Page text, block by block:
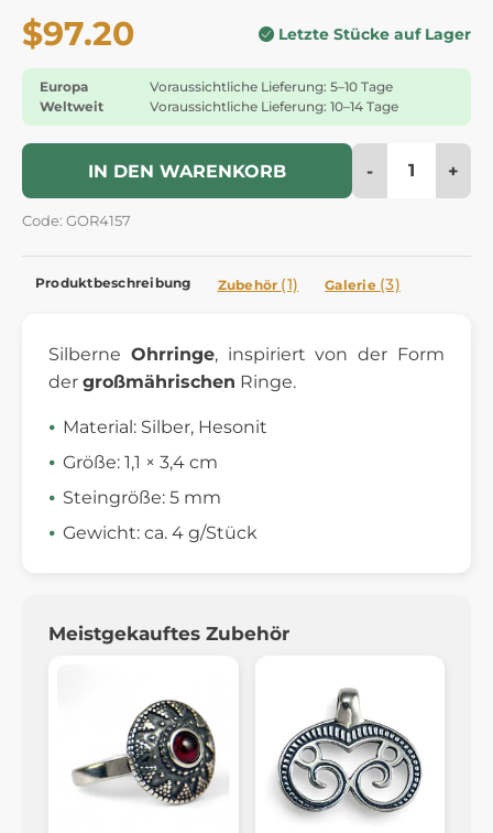
$97.20 Letzte Stücke auf Lager
Europa
Voraussichtliche Lieferung: 5–10 Tage
Weltweit
Voraussichtliche Lieferung: 10–14 Tage
IN DEN WARENKORB - +
Code: GOR4157
Produktbeschreibung Zubehör (1) Galerie (3)
Silberne Ohrringe, inspiriert von der Form
der großmährischen Ringe.
Material: Silber, Hesonit
Größe: 1,1 × 3,4 cm
Steingröße: 5 mm
Gewicht: ca. 4 g/Stück
Meistgekauftes Zubehör